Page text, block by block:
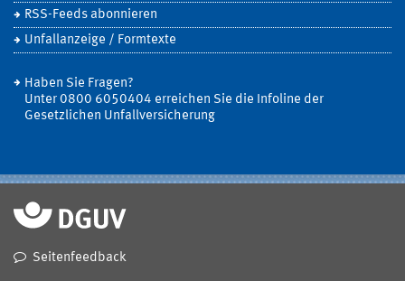
RSS-Feeds abonnieren
Unfallanzeige / Formtexte
Haben Sie Fragen?
Unter 0800 6050404 erreichen Sie die Infoline der
Gesetzlichen Unfallversicherung
Seitenfeedback